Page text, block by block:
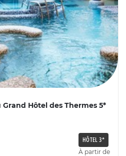
Hôtel des Thermes 5*
HÔTEL 3*
À partir de